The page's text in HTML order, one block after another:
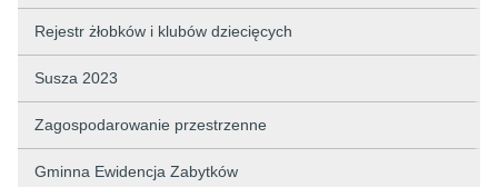
Rejestr żłobków i klubów dziecięcych
Susza 2023
Zagospodarowanie przestrzenne
Gminna Ewidencja Zabytków